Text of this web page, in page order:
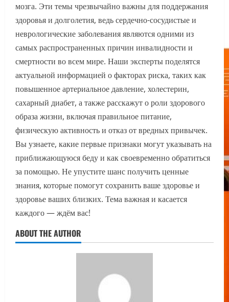
мозга. Эти темы чрезвычайно важны для поддержания
здоровья и долголетия, ведь сердечно-сосудистые и
неврологические заболевания являются одними из
самых распространенных причин инвалидности и
смертности во всем мире. Наши эксперты поделятся
актуальной информацией о факторах риска, таких как
повышенное артериальное давление, холестерин,
сахарный диабет, а также расскажут о роли здорового
образа жизни, включая правильное питание,
физическую активность и отказ от вредных привычек.
Вы узнаете, какие первые признаки могут указывать на
приближающуюся беду и как своевременно обратиться
за помощью. Не упустите шанс получить ценные
знания, которые помогут сохранить ваше здоровье и
здоровье ваших близких. Тема важная и касается
каждого — ждём вас!
ABOUT THE AUTHOR